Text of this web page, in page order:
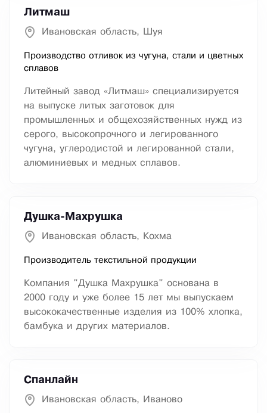
Литмаш
Ивановская область, Шуя
Производство отливок из чугуна, стали и цветных
сплавов
Литейный завод «Литмаш» специализируется
на выпуске литых заготовок для
промышленных и общехозяйственных нужд из
серого, высокопрочного и легированного
чугуна, углеродистой и легированной стали,
алюминиевых и медных сплавов.
Душка-Махрушка
Ивановская область, Кохма
Производитель текстильной продукции
Компания "Душка Махрушка" основана в
2000 году и уже более 15 лет мы выпускаем
высококачественные изделия из 100% хлопка,
бамбука и других материалов.
Спанлайн
Ивановская область, Иваново